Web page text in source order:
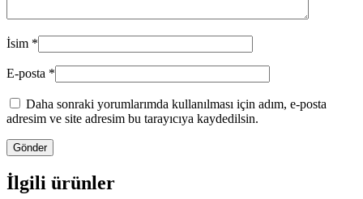
İsim *
E-posta *
Daha sonraki yorumlarımda kullanılması için adım, e-posta
adresim ve site adresim bu tarayıcıya kaydedilsin.
İlgili ürünler